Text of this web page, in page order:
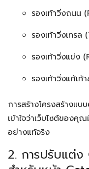
รองเท้าวิ่งถนน
รองเท้าวิ่งเทร
รองเท้าวิ่งแข่ง
รองเท้าวิ่งแก้เ
การสร้างโครงสร้างแ
เข้าใจว่าเว็บไซต์ของคุ
อย่างแท้จริง
2. การปรับแต่